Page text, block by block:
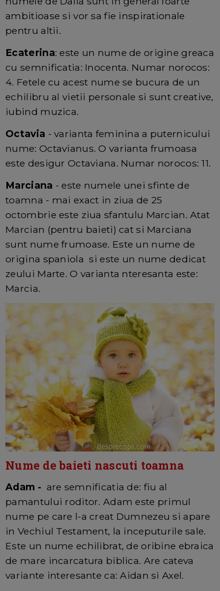
ambitioase si vor sa fie inspirationale
pentru altii.
Ecaterina: este un nume de origine greaca
cu semnificatia: Inocenta. Numar norocos:
4. Fetele cu acest nume se bucura de un
echilibru al vietii personale si sunt creative,
iubind muzica.
Octavia -varianta feminina a puternicului
nume: Octavianus. O varianta frumoasa
este desigur Octaviana. Numar norocos: 11.
Marciana - este numele unei sfinte de
toamna - mai exact in ziua de 25
octombrie este ziua sfantulu Marcian. Atat
Marcian (pentru baieti) cat si Marciana
sunt nume frumoase. Este un nume de
origina spaniola si este un nume dedicat
zeului Marte. O varianta nteresanta este:
Marcia.
Nume de baieti nascuti toamna
Adam - are semnificatia de: fiu al
pamantului roditor. Adam este primul
nume pe care l-a creat Dumnezeu si apare
in Vechiul Testament, la inceputurile sale.
Este un nume echilibrat, de oribine ebraica
de mare incarcatura biblica. Are cateva
variante interesante ca: Aidan si Axel.